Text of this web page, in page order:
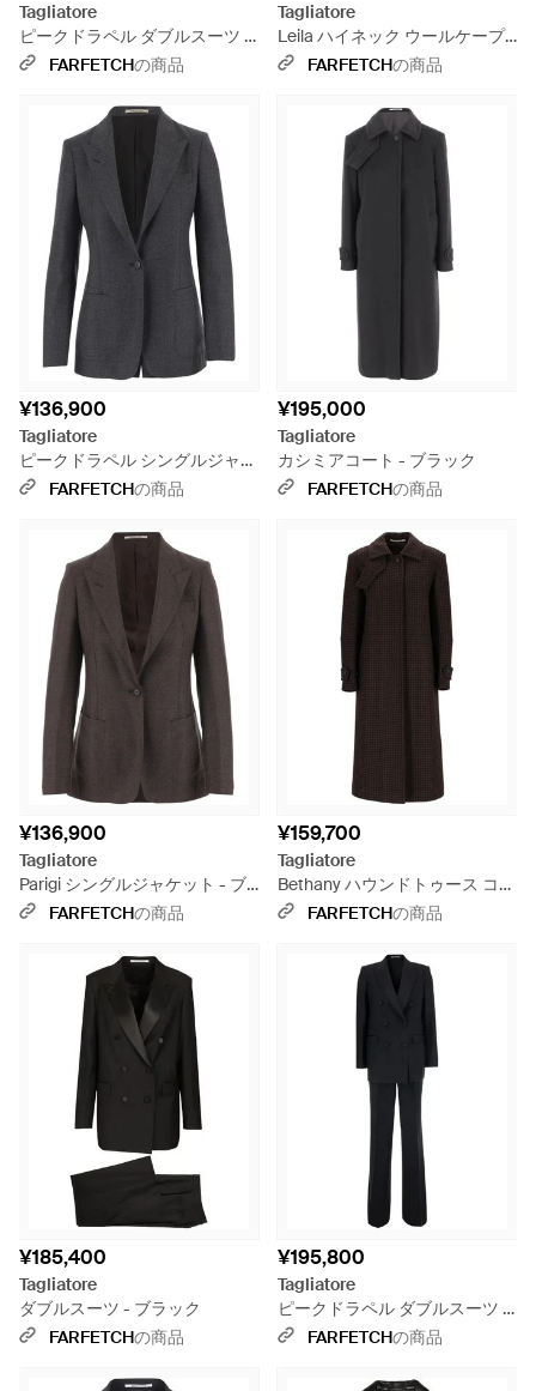
Tagliatore
ピークドラペル ダブルスーツ -
ブラックFARFETCHの商品
Tagliatore
Leila ハイネック ウールケープ
ジャケット - ブラック
FARFETCHの商品
¥136,900
Tagliatore
ピークドラペル シングルジャケ
ット - ブラック
FARFETCHの商品
¥195,000
Tagliatore
カシミアコート - ブラック
FARFETCHの商品
¥136,900
Tagliatore
Parigi シングルジャケット - ブ
ラックFARFETCHの商品
¥159,700
Tagliatore
Bethany ハウンドトゥース コー
ト - ブラック
FARFETCHの商品
¥185,400
Tagliatore
ダブルスーツ - ブラック
FARFETCHの商品
¥195,800
Tagliatore
ピークドラペル ダブルスーツ -
ブラックFARFETCHの商品